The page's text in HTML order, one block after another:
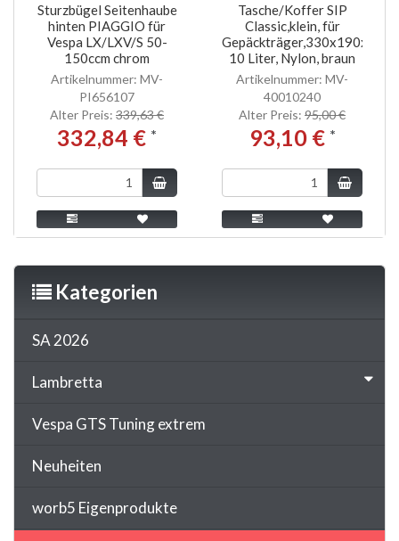
Sturzbügel Seitenhaube
hinten PIAGGIO für
Vespa LX/LXV/S 50-
150ccm chrom
Artikelnummer: MV-
PI656107
Alter Preis: 339,63 €
332,84 € *
Tasche/Koffer SIP
Classic,klein, für
10 Liter, Nylon, braun
Artikelnummer: MV-
40010240
Alter Preis: 95,00 €
93,10 € *
Kategorien
SA 2026
Lambretta
Vespa GTS Tuning extrem
Neuheiten
worb5 Eigenprodukte